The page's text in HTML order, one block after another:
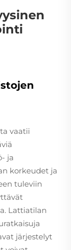
vaatii
ja
korkeudet ja
tuleviin
Lattiatilan
järjestelyt